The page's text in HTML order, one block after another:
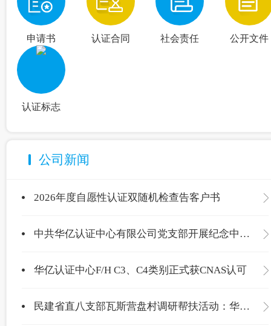
申请书 认证合同 社会责任 公开文件
认证标志
公司新闻
2026年度自愿性认证双随机检查告客户书
中共华亿认证中心有限公司党支部开展纪念中国共产党成立105周年主题党日活动
华亿认证中心F/H C3、C4类别正式获CNAS认可
民建省直八支部瓦斯营盘村调研帮扶活动：华亿认证中心爱心捐赠温暖校园